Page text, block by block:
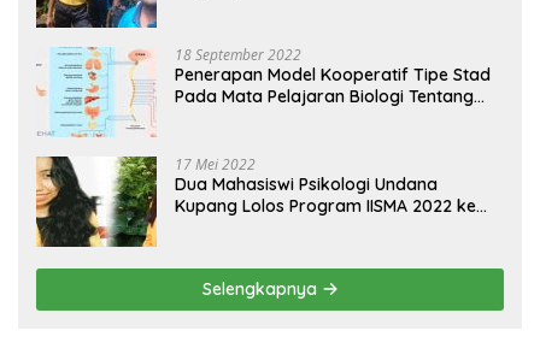
18 September 2022
Penerapan Model Kooperatif Tipe Stad
Pada Mata Pelajaran Biologi Tentang
17 Mei 2022
Dua Mahasiswi Psikologi Undana
Kupang Lolos Program IISMA 2022 ke
Selengkapnya